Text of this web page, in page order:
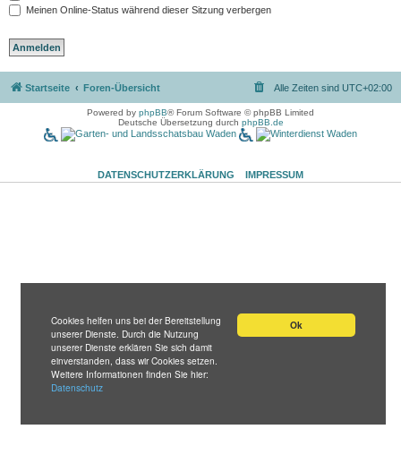
Ok
Cookies helfen uns bei der Bereitstellung
unserer Dienste. Durch die Nutzung
unserer Dienste erklären Sie sich damit
einverstanden, dass wir Cookies setzen.
Weitere Informationen finden Sie hier:
Datenschutz
Meinen Online-Status während dieser Sitzung verbergen
Startseite Foren-Übersicht Alle Zeiten sind UTC+02:00
Powered by phpBB® Forum Software © phpBB Limited
Deutsche Übersetzung durch phpBB.de
DATENSCHUTZERKLÄRUNG IMPRESSUM